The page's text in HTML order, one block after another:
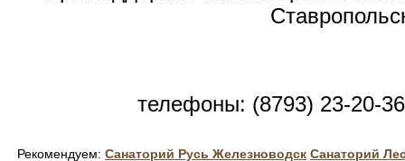
телефоны: (8793) 23-20-
Рекомендуем: Санаторий Русь Железноводск Санаторий